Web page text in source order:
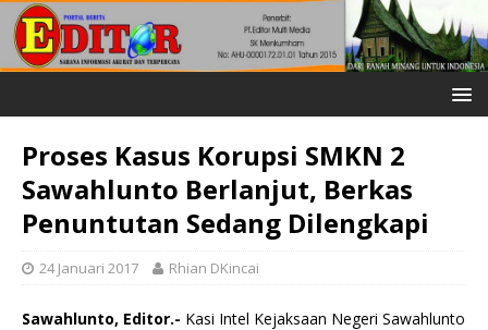
Proses Kasus Korupsi SMKN 2
Sawahlunto Berlanjut, Berkas
Penuntutan Sedang Dilengkapi
24 Januari 2017 Rhian DKincai
Sawahlunto, Editor.- Kasi Intel Kejaksaan Negeri Sawahlunto